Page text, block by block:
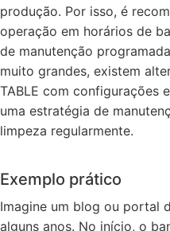
produção. Por isso, é
operação em horários de
de manutenção
muito grandes, existem
TABLE com configurações
uma estratégia de
limpeza regularmente.
Exemplo prático
Imagine um blog ou portal
alguns anos. No início, o